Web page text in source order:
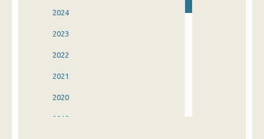
2024
2023
2022
2021
2020
2019